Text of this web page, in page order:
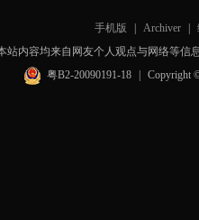
手机版 Archiver
站内容均来自网友个人观点与网络等信
粤B2-20090191-18
Copyright